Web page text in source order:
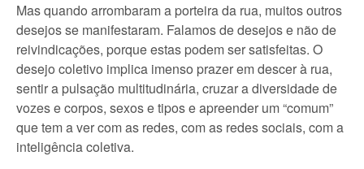
Mas quando arrombaram a porteira da rua, muitos outros
desejos se manifestaram. Falamos de desejos e não de
reivindicações, porque estas podem ser satisfeitas. O
desejo coletivo implica imenso prazer em descer à rua,
sentir a pulsação multitudinária, cruzar a diversidade de
vozes e corpos, sexos e tipos e apreender um “comum”
que tem a ver com as redes, com as redes sociais, com a
inteligência coletiva.